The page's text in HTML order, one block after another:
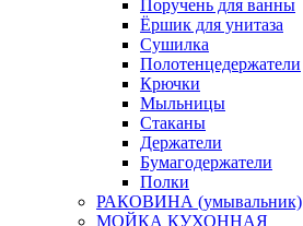
Поручень для ванны
Ёршик для унитаза
Сушилка
Полотенцедержатели
Крючки
Мыльницы
Стаканы
Держатели
Бумагодержатели
Полки
РАКОВИНА (умывальник)
МОЙКА КУХОННАЯ